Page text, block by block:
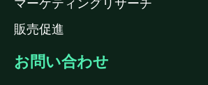
マーケティングリサーチ
販売促進
お問い合わせ